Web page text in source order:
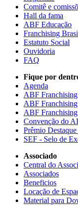
Comitê e
Hall da fama
ABF Educação
Franchising
Estatuto Social
Ouvidoria
FAQ
Fique por
Agenda
ABF
ABF
ABF
Convenção do
Prêmio
SEF - Selo de
Associado
Central do
Associados
Beneficios
Locação de
Material para